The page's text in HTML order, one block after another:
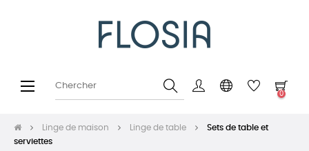
Basculer
☰
0
Linge de maison Linge de table
Sets de table et
serviettes